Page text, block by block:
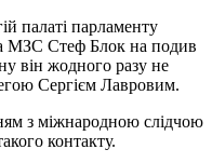
палаті парламенту
МЗС Стеф Блок на подив
він жодного разу не
Сергієм Лавровим.
з міжнародною слідчою
контакту.